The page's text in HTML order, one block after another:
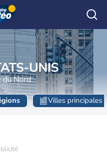
UNIS
du Nord
Villes principales